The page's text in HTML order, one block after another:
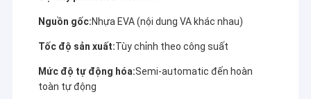
Nguồn gốc:Nhựa EVA (nội dung VA khác nhau)
Tốc độ sản xuất:Tùy chỉnh theo công suất
Mức độ tự động hóa:Semi-automatic đến hoàn
toàn tự động